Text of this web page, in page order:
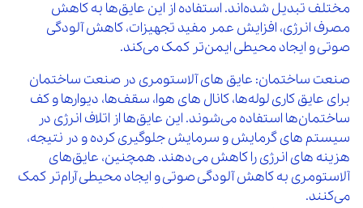
مختلف تبدیل شده‌اند. استفاده از این عایق‌ها به کاهش
مصرف انرژی، افزایش عمر مفید تجهیزات، کاهش آلودگی
صوتی و ایجاد محیطی ایمن‌تر کمک می‌کند.
صنعت ساختمان: عایق‌ های آلاستومری در صنعت ساختمان
برای عایق‌ کاری لوله‌ها، کانال‌ های هوا، سقف‌ها، دیوارها و کف
ساختمان‌ها استفاده می‌شوند. این عایق‌ها از اتلاف انرژی در
سیستم‌ های گرمایش و سرمایش جلوگیری کرده و در نتیجه،
هزینه‌ های انرژی را کاهش می‌دهند. همچنین، عایق‌های
آلاستومری به کاهش آلودگی صوتی و ایجاد محیطی آرام‌تر کمک
می‌کنند.